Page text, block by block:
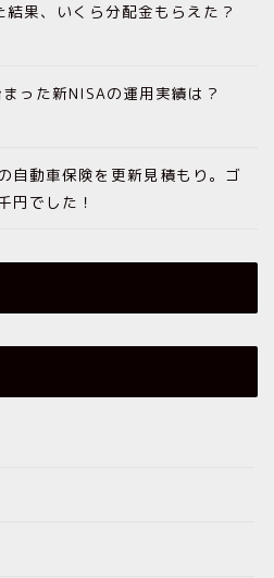
結果、いくら分配金もらえた？
った新NISAの運用実績は？
自動車保険を更新見積もり。ゴ
円でした！